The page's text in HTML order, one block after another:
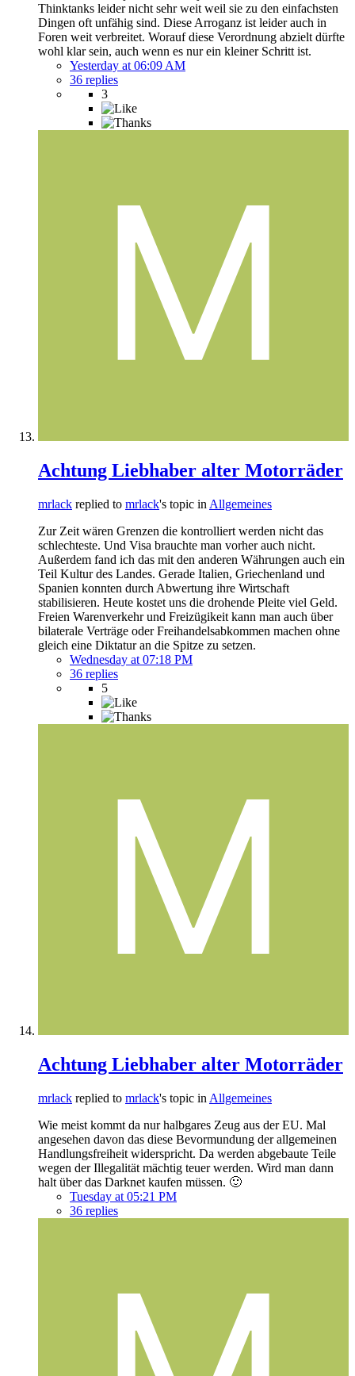
Thinktanks leider nicht sehr weit weil sie zu den einfachsten
Dingen oft unfähig sind. Diese Arroganz ist leider auch in
Foren weit verbreitet. Worauf diese Verordnung abzielt dürfte
wohl klar sein, auch wenn es nur ein kleiner Schritt ist.
Yesterday at 06:09 AM
36 replies
3
Achtung Liebhaber alter Motorräder
mrlack replied to mrlack's topic in Allgemeines
Zur Zeit wären Grenzen die kontrolliert werden nicht das
schlechteste. Und Visa brauchte man vorher auch nicht.
Außerdem fand ich das mit den anderen Währungen auch ein
Teil Kultur des Landes. Gerade Italien, Griechenland und
Spanien konnten durch Abwertung ihre Wirtschaft
stabilisieren. Heute kostet uns die drohende Pleite viel Geld.
Freien Warenverkehr und Freizügikeit kann man auch über
bilaterale Verträge oder Freihandelsabkommen machen ohne
gleich eine Diktatur an die Spitze zu setzen.
Wednesday at 07:18 PM
36 replies
5
Achtung Liebhaber alter Motorräder
mrlack replied to mrlack's topic in Allgemeines
Wie meist kommt da nur halbgares Zeug aus der EU. Mal
angesehen davon das diese Bevormundung der allgemeinen
Handlungsfreiheit widerspricht. Da werden abgebaute Teile
wegen der Illegalität mächtig teuer werden. Wird man dann
halt über das Darknet kaufen müssen. 🙂
Tuesday at 05:21 PM
36 replies